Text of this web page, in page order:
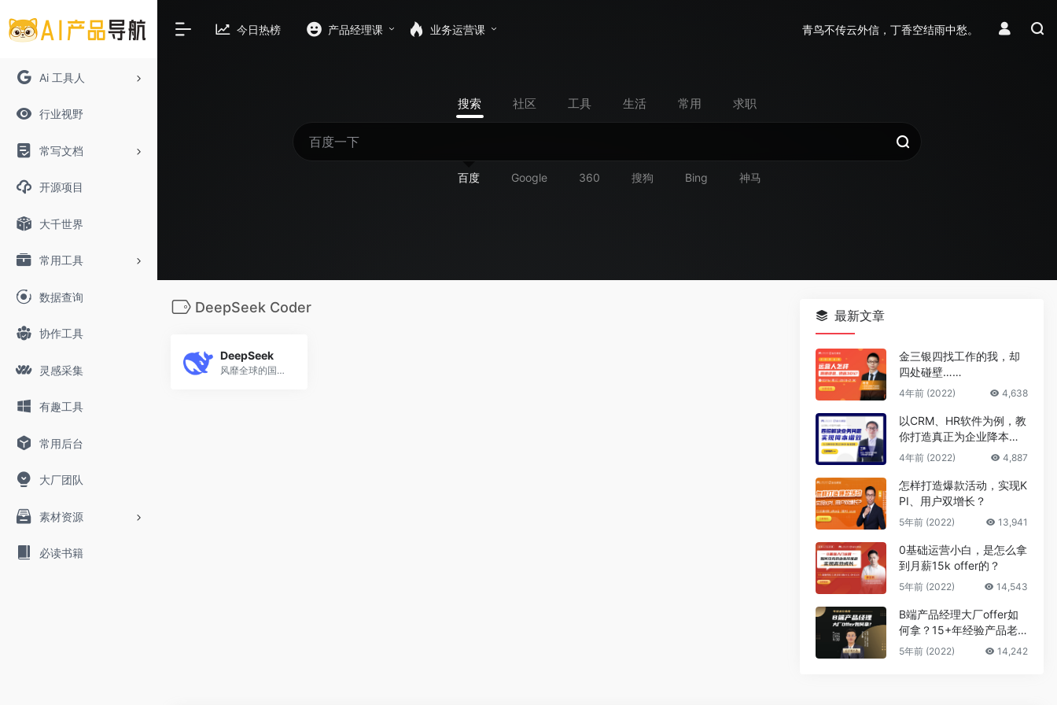
Ai 工具人
行业视野
常写文档
开源项目
大千世界
常用工具
数据查询
协作工具
灵感采集
有趣工具
常用后台
大厂团队
素材资源
必读书籍
今日热榜 产品经理课 业务运营课 青鸟不传云外信，丁香空结雨中愁。
搜索 社区 工具 生活 常用 求职
百度 Google 360 搜狗 Bing 神马
DeepSeek Coder
DeepSeek
风靡全球的国产AI新势力
最新文章
金三银四找工作的我，却
四处碰壁……
4年前 (2022) 4,638
以CRM、HR软件为例，教
你打造真正为企业降本增
效的B端产品
4年前 (2022) 4,887
怎样打造爆款活动，实现K
PI、用户双增长？
5年前 (2022) 13,941
0基础运营小白，是怎么拿
到月薪15k offer的？
5年前 (2022) 14,543
B端产品经理大厂offer如
何拿？15+年经验产品老
司机告诉你答案
5年前 (2022) 14,242